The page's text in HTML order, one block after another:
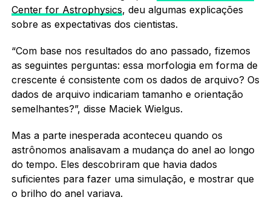
Center for Astrophysics, deu algumas explicações
sobre as expectativas dos cientistas.
“Com base nos resultados do ano passado, fizemos
as seguintes perguntas: essa morfologia em forma de
crescente é consistente com os dados de arquivo? Os
dados de arquivo indicariam tamanho e orientação
semelhantes?”, disse Maciek Wielgus.
Mas a parte inesperada aconteceu quando os
astrônomos analisavam a mudança do anel ao longo
do tempo. Eles descobriram que havia dados
suficientes para fazer uma simulação, e mostrar que
o brilho do anel variava.